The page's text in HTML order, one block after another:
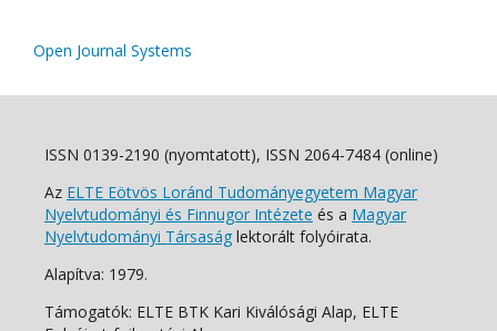
Open Journal Systems
ISSN 0139-2190 (nyomtatott), ISSN 2064-7484 (online)
Az ELTE Eötvös Loránd Tudományegyetem Magyar
Nyelvtudományi és Finnugor Intézete és a Magyar
Nyelvtudományi Társaság lektorált folyóirata.
Alapítva: 1979.
Támogatók: ELTE BTK Kari Kiválósági Alap, ELTE